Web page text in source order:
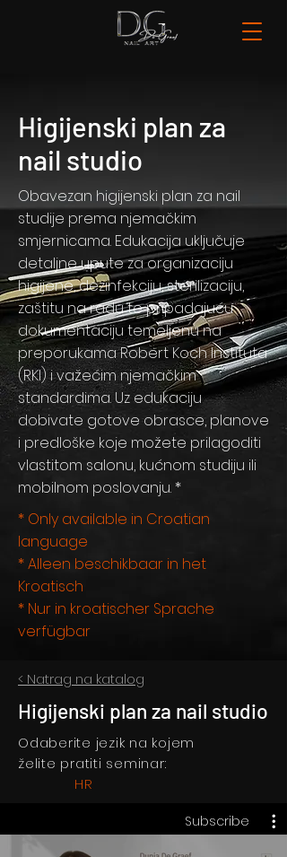
Higijenski plan za
nail studio
Obavezan higijenski plan za nail
studije prema njemačkim
smjernicama. Edukacija uključuje
detaljne upute za organizaciju
higijene, dezinfekciju, sterilizaciju,
zaštitu na radu te pripadajuću
dokumentaciju temeljenu na
preporukama Robert Koch Instituta
(RKI) i važećim njemačkim
standardima. Uz edukaciju
dobivate gotove obrasce, planove
i predloške koje možete prilagoditi
vlastitom salonu, kućnom studiju ili
mobilnom poslovanju. *
* Only available in Croatian
language
* Alleen beschikbaar in het
Kroatisch
* Nur in kroatischer Sprache
verfügbar
< Natrag na katalog
Higijenski plan za nail studio
Odaberite jezik na kojem
želite pratiti seminar:
HR
Subscribe